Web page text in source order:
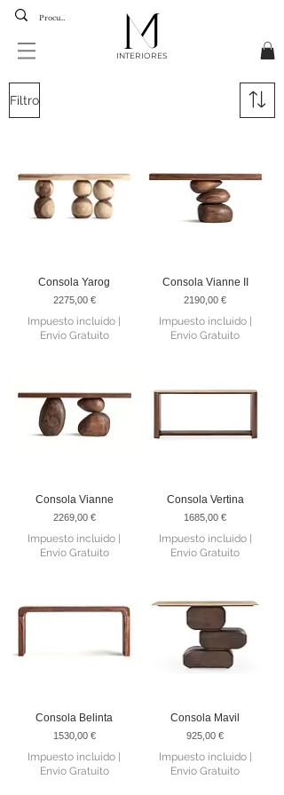
INTERIORES
Filtro
Consola Yarog
Precio
2275,00 €
Impuesto incluido |
Envio Gratuito
Consola Vianne II
Precio
2190,00 €
Impuesto incluido|
Envio Gratuito
Consola Vianne
Precio
2269,00 €
Impuesto incluido
Envio Gratuito
Consola Vertina
Precio
1685,00 €
Impuesto incluido|
Envio Gratuito
Consola Belinta
Precio
1530,00 €
Impuesto incluido |
Envio Gratuito
Consola Mavil
Precio
925,00 €
Impuesto incluido|
Envio Gratuito